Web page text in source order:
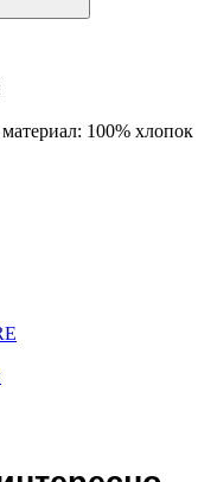
100% хлопок